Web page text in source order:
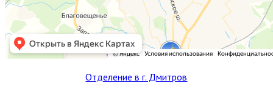
Отделение в г. Дмитров